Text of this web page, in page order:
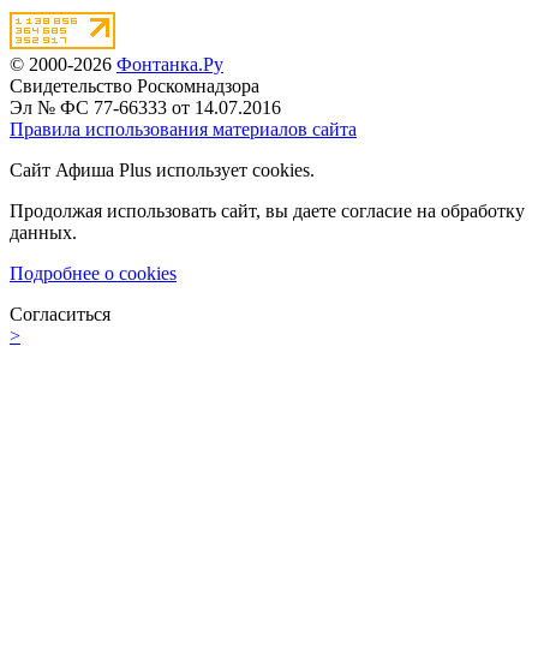
© 2000-2026 Фонтанка.Ру
Свидетельство Роскомнадзора
Эл № ФС 77-66333 от 14.07.2016
Правила использования материалов сайта
Сайт Афиша Plus использует cookies.
Продолжая использовать сайт, вы даете согласие на обработку
данных.
Подробнее о cookies
Согласиться
>